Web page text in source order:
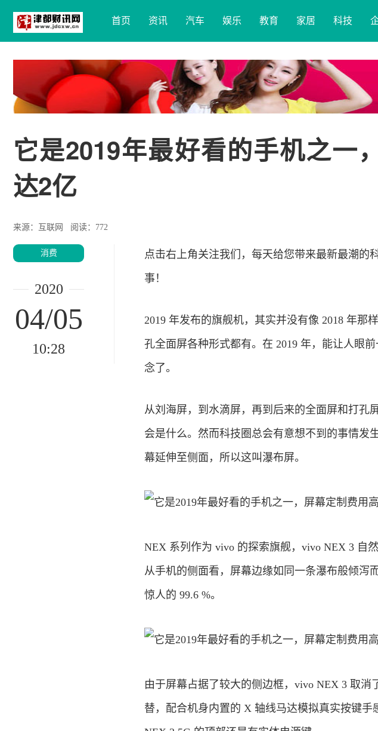
首页 资讯 汽车 娱乐 教育 家居 科技
它是2019年最好看的手机之一
达2亿
来源：互联网 阅读：772
消费
2020
04/05
10:28
点击右上角关注我们，每天给您带来最新最潮的
事！
2019 年发布的旗舰机，其实并没有像 2018 年那
孔全面屏各种形式都有。在 2019 年，能让人眼
念了。
从刘海屏，到水滴屏，再到后来的全面屏和打孔
会是什么。然而科技圈总会有意想不到的事情发
幕延伸至侧面，所以这叫瀑布屏。
NEX 系列作为 vivo 的探索旗舰，vivo NEX 3 自
从手机的侧面看，屏幕边缘如同一条瀑布般倾泻
惊人的 99.6 %。
由于屏幕占据了较大的侧边框，vivo NEX 3 取
替，配合机身内置的 X 轴线马达模拟真实按键